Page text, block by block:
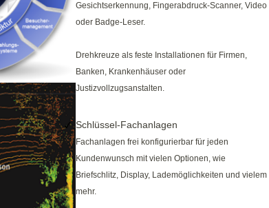
Gesichtserkennung, Fingerabdruck-Scanner, Video
oder Badge-Leser.
Drehkreuze als feste Installationen für Firmen,
Banken, Krankenhäuser oder
Justizvollzugsanstalten.
Schlüssel-Fachanlagen
Fachanlagen frei konfigurierbar für jeden
Kundenwunsch mit vielen Optionen, wie
Briefschlitz, Display, Lademöglichkeiten und vielem
mehr.